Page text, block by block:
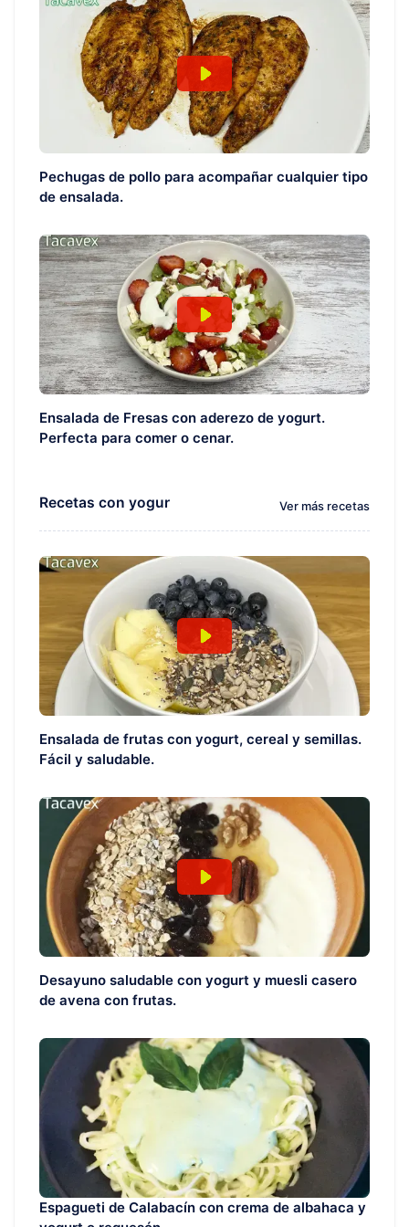
Pechugas de pollo para acompañar cualquier tipo
de ensalada.
Ensalada de Fresas con aderezo de yogurt.
Perfecta para comer o cenar.
Recetas con yogur Ver más recetas
Ensalada de frutas con yogurt, cereal y semillas.
Fácil y saludable.
Desayuno saludable con yogurt y muesli casero
de avena con frutas.
Espagueti de Calabacín con crema de albahaca y